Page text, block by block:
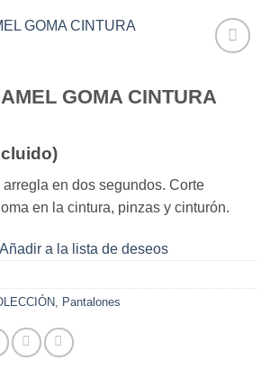
lista de
GOMA CINTURA
arregla en dos segundos. Corte
en la cintura, pinzas y cinturón.
Añadir a la lista de deseos
, Pantalones